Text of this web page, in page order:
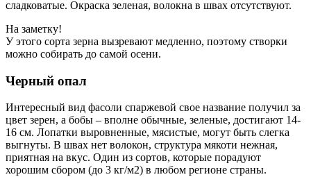
сладковатые. Окраска зеленая, волокна в швах отсутствуют.
На заметку!
У этого сорта зерна вызревают медленно, поэтому створки
можно собирать до самой осени.
Черный опал
Интересный вид фасоли спаржевой свое название получил за
цвет зерен, а бобы – вполне обычные, зеленые, достигают 14-
16 см. Лопатки выровненные, мясистые, могут быть слегка
выгнуты. В швах нет волокон, структура мякоти нежная,
приятная на вкус. Один из сортов, которые порадуют
хорошим сбором (до 3 кг/м2) в любом регионе страны.